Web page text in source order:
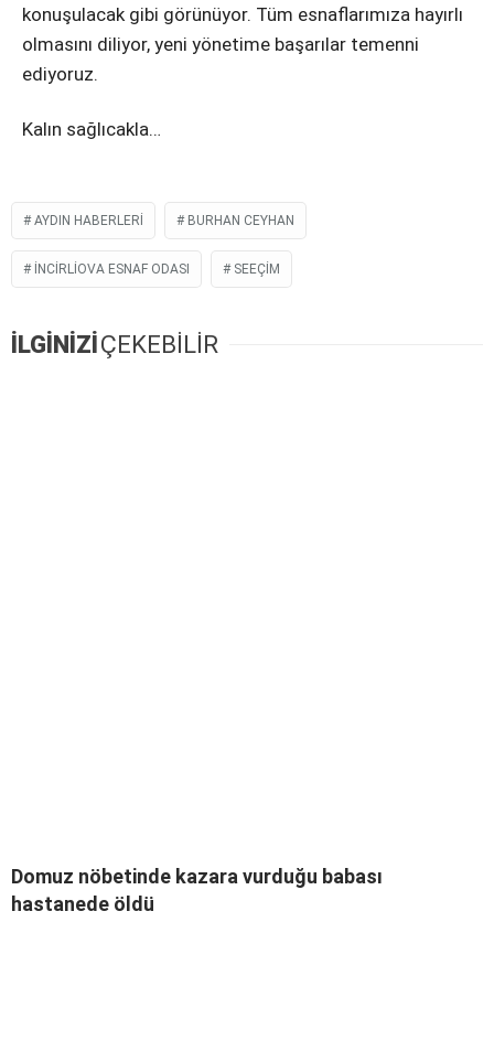
konuşulacak gibi görünüyor. Tüm esnaflarımıza hayırlı
olmasını diliyor, yeni yönetime başarılar temenni
ediyoruz.
Kalın sağlıcakla…
AYDIN HABERLERI BURHAN CEYHAN
INCIRLIOVA ESNAF ODASI SEEÇIM
İLGİNİZİÇEKEBİLİR
Domuz nöbetinde kazara vurduğu babası
hastanede öldü